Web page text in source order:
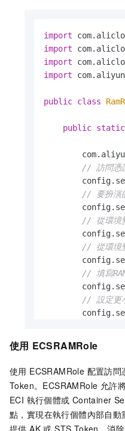
import
import
import
import
public class
public static
// 訪問憑
// 要扮演
// 從環境
// 從環境
// 填寫
// 設定
final
使用 ECSRAMRole
使用 ECSRAMRole 配置訪
Token。ECSRAMRole 允許
ECI 執行個體或 Container
點，實現在執行個體內部自